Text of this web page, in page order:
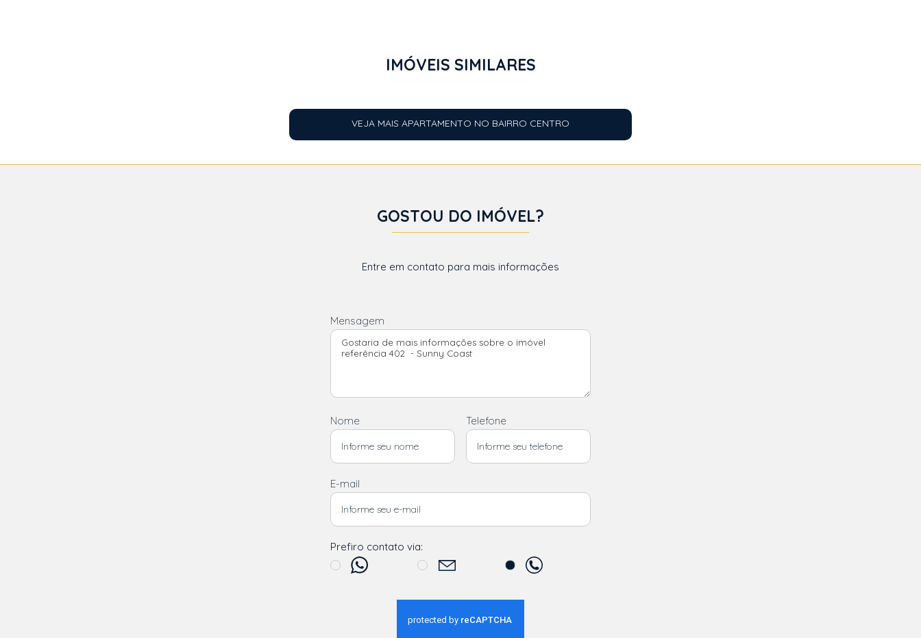
IMÓVEIS SIMILARES
VEJA MAIS APARTAMENTO NO BAIRRO CENTRO
GOSTOU DO IMÓVEL?
Entre em contato para mais informações
Mensagem
Nome Telefone
E-mail
Prefiro contato via: